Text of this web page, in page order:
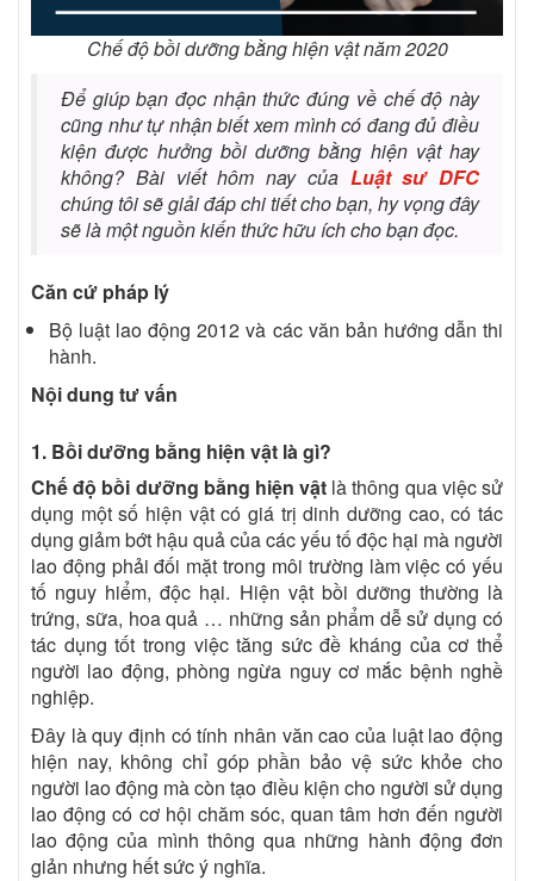
Chế độ bồi dưỡng bằng hiện vật năm 2020
Để giúp bạn đọc nhận thức đúng về chế độ này
cũng như tự nhận biết xem mình có đang đủ điều
kiện được hưởng bồi dưỡng bằng hiện vật hay
không? Bài viết hôm nay của Luật sư DFC
chúng tôi sẽ giải đáp chi tiết cho bạn, hy vọng đây
sẽ là một nguồn kiến thức hữu ích cho bạn đọc.
Căn cứ pháp lý
Bộ luật lao động 2012 và các văn bản hướng dẫn thi
hành.
Nội dung tư vấn
1. Bồi dưỡng bằng hiện vật là gì?
Chế độ bồi dưỡng bằng hiện vật là thông qua việc sử
dụng một số hiện vật có giá trị dinh dưỡng cao, có tác
dụng giảm bớt hậu quả của các yếu tố độc hại mà người
lao động phải đối mặt trong môi trường làm việc có yếu
tố nguy hiểm, độc hại. Hiện vật bồi dưỡng thường là
trứng, sữa, hoa quả … những sản phẩm dễ sử dụng có
tác dụng tốt trong việc tăng sức đề kháng của cơ thể
người lao động, phòng ngừa nguy cơ mắc bệnh nghề
nghiệp.
Đây là quy định có tính nhân văn cao của luật lao động
hiện nay, không chỉ góp phần bảo vệ sức khỏe cho
người lao động mà còn tạo điều kiện cho người sử dụng
lao động có cơ hội chăm sóc, quan tâm hơn đến người
lao động của mình thông qua những hành động đơn
giản nhưng hết sức ý nghĩa.